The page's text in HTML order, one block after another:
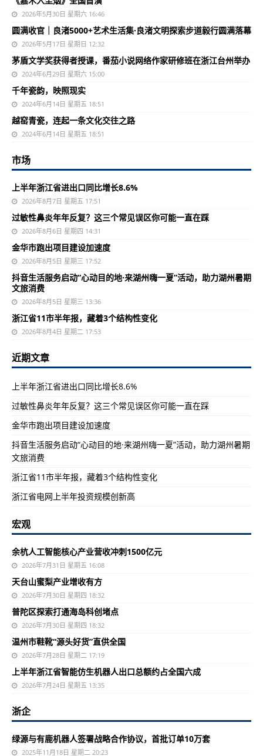
2026年5月30日 星期六 16:46
圆满收官｜良渚5000+艺术生活集·良渚文明探索步道毅行圆满落幕
2026年5月17日 星期日 12:32
茅盾文学奖获得者授课，番茄小说网络作家研修班在浙江台州举办
2024年6月29日 星期六 15:00
千年瓷韵，映照现实
2024年6月14日 星期五 18:51
越窑青瓷，连起一条文化交往之路
2024年6月14日 星期五 18:51
市场
上半年浙江省进出口同比增长8.6%
2026年8月7日 星期五 17:51
过敏性鼻炎年年反复？这三个常见误区你可能一直在踩
2026年8月6日 星期四 14:31
金华市跑出项目建设加速度
2026年8月5日 星期三 17:52
抖音生活服务启动“心动目的地·来湖州嗨一夏”活动，助力湖州暑期
文旅消费
2026年8月5日 星期三 13:36
浙江省11市半年报，藏着3个结构性变化
2026年8月4日 星期二 17:53
近期文章
上半年浙江省进出口同比增长8.6%
过敏性鼻炎年年反复？这三个常见误区你可能一直在踩
金华市跑出项目建设加速度
抖音生活服务启动“心动目的地·来湖州嗨一夏”活动，助力湖州暑期
文旅消费
浙江省11市半年报，藏着3个结构性变化
浙江省电网上半年投资规模创新高
宏观
余杭人工智能核心产业营收冲刺1500亿元
2026年7月31日 星期五 16:08
天台山蜜梨产业增收有方
2026年7月30日 星期四 18:32
普陀区探索打通海岛科创堵点
2026年7月30日 星期四 18:32
温州市鞋靴“源头好货”直供全国
2026年7月28日 星期二 17:19
上半年浙江省智能仿生机器人出口总额约占全国六成
2026年7月24日 星期五 13:35
浙企
绿源与有鹿机器人签署战略合作协议，首批订单10万套
2025年11月18日 星期二 20:23